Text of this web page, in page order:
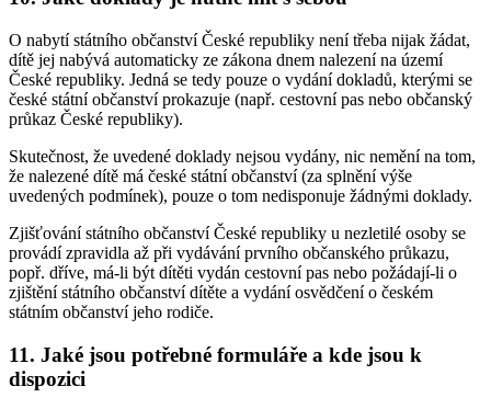
O nabytí státního občanství České republiky není třeba nijak žádat,
dítě jej nabývá automaticky ze zákona dnem nalezení na území
České republiky. Jedná se tedy pouze o vydání dokladů, kterými se
české státní občanství prokazuje (např. cestovní pas nebo občanský
průkaz České republiky).
Skutečnost, že uvedené doklady nejsou vydány, nic nemění na tom,
že nalezené dítě má české státní občanství (za splnění výše
uvedených podmínek), pouze o tom nedisponuje žádnými doklady.
Zjišťování státního občanství České republiky u nezletilé osoby se
provádí zpravidla až při vydávání prvního občanského průkazu,
popř. dříve, má-li být dítěti vydán cestovní pas nebo požádají-li o
zjištění státního občanství dítěte a vydání osvědčení o českém
státním občanství jeho rodiče.
11. Jaké jsou potřebné formuláře a kde jsou k
dispozici